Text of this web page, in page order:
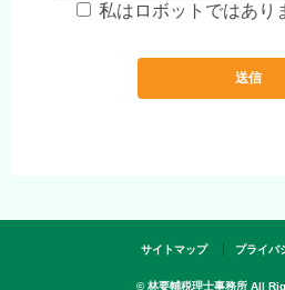
私はロボットではあり
サイトマップ プライバ
© 林要輔税理士事務所 All